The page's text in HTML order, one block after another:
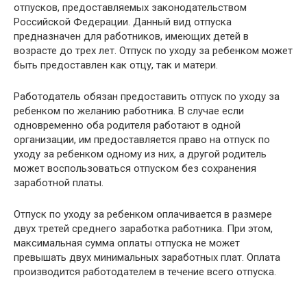
отпусков, предоставляемых законодательством
Российской Федерации. Данный вид отпуска
предназначен для работников, имеющих детей в
возрасте до трех лет. Отпуск по уходу за ребенком может
быть предоставлен как отцу, так и матери.
Работодатель обязан предоставить отпуск по уходу за
ребенком по желанию работника. В случае если
одновременно оба родителя работают в одной
организации, им предоставляется право на отпуск по
уходу за ребенком одному из них, а другой родитель
может воспользоваться отпуском без сохранения
заработной платы.
Отпуск по уходу за ребенком оплачивается в размере
двух третей среднего заработка работника. При этом,
максимальная сумма оплаты отпуска не может
превышать двух минимальных заработных плат. Оплата
производится работодателем в течение всего отпуска.